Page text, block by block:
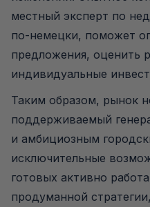
местный эксперт по
по-немецки, поможет
предложения, оценить
индивидуальные
Таким образом, рынок
поддерживаемый
и амбициозным
исключительные
готовых активно
продуманной